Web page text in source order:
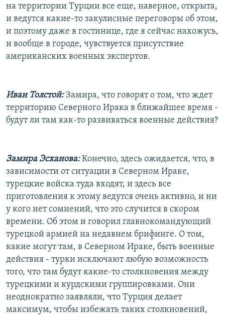
на территории Турции все еще, наверное, открыта,
и ведутся какие-то закулисные переговоры об этом,
и поэтому даже в гостинице, где я сейчас нахожусь,
и вообще в городе, чувствуется присутствие
американских военных экспертов.
Иван Толстой:Замира, что говорят о том, что ждет
территорию Северного Ирака в ближайшее время -
будут ли там как-то развиваться военные действия?
Замира Эсханова:Конечно, здесь ожидается, что, в
зависимости от ситуации в Северном Ираке,
турецкие войска туда входят, и здесь все
приготовления к этому ведутся очень активно, и ни
у кого нет сомнений, что это случится в скором
времени. Об этом и говорил главнокомандующий
турецкой армией на недавнем брифинге. О том,
какие могут там, в Северном Ираке, быть военные
действия - турки исключают любую возможность
того, что там будут какие-то столкновения между
турецкими и курдскими группировками. Они
неоднократно заявляли, что Турция делает
максимум, чтобы избежать таких столкновений,